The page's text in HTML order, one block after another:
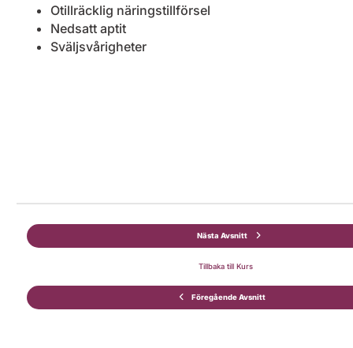
Otillräcklig näringstillförsel
Nedsatt aptit
Sväljsvårigheter
Föregående Avsnitt
Tillbaka till Kurs
Nästa Avsnitt